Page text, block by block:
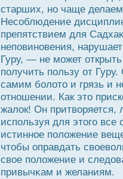
старших, но чаще
Несоблюдение
препятствием для
неповиновения,
Гуру, — не может
получить пользу от
самим болото и грязь и
отношении. Как это
жалοк! Он притворяется,
используя для этого все
истинное положение
чтобы оправдать
свое положение и
привычκам и желаниям.